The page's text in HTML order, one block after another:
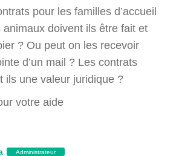
pour les familles d’accueil
animaux doivent ils être fait et
? Ou peut on les recevoir
d’un mail ? Les contrats
ils une valeur juridique ?
votre aide
Administrateur